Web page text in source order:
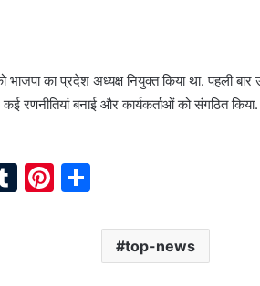
का प्रदेश अध्यक्ष नियुक्त किया था. पहली बार
रणनीतियां बनाई और कार्यकर्ताओं को संगठित
T
Pi
ar
e
top-news